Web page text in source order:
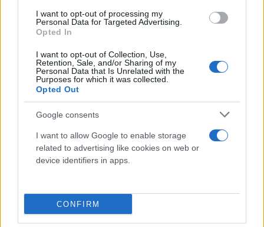
I want to opt-out of processing my
Personal Data for Targeted Advertising.
Opted In
I want to opt-out of Collection, Use,
Retention, Sale, and/or Sharing of my
Personal Data that Is Unrelated with the
Purposes for which it was collected.
Opted Out
Google consents
I want to allow Google to enable storage
related to advertising like cookies on web or
device identifiers in apps.
CONFIRM
Από πλευράς μεταγραφικών διεργασιών ωστόσο
υπάρχουν τα εξής στοιχεία. Πρώτον ο Ολυμπιακός
έχει κάνει κίνηση για τον παίκτη και έχει το πάνω
χέρι σε περίπτωση επιστροφής του στην Ελλάδα.
Δεύτερον τον παίκτη σύμφωνα με τα όσα
προκύπτουν από το περιβάλλον του τον
ίδιος έχει ζήτηση και στη Γερμανία. Κοινώς λοιπόν
σε αυτή τη φάση υπάρχει πρόσφορο έδαφος για να